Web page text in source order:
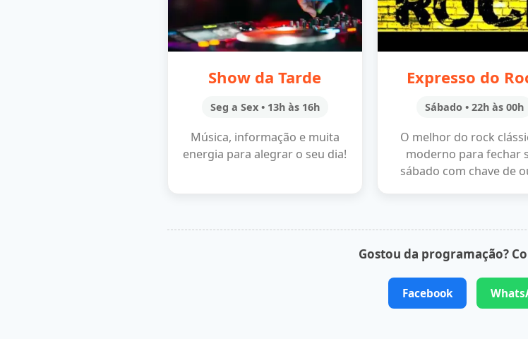
Show da Tarde
Seg a Sex • 13h às 16h
Música, informação e muita
energia para alegrar o seu dia!
Expresso do
Sábado • 22h às 00h
O melhor do rock
moderno para fechar
sábado com chave de
Gostou da programação?
Facebook